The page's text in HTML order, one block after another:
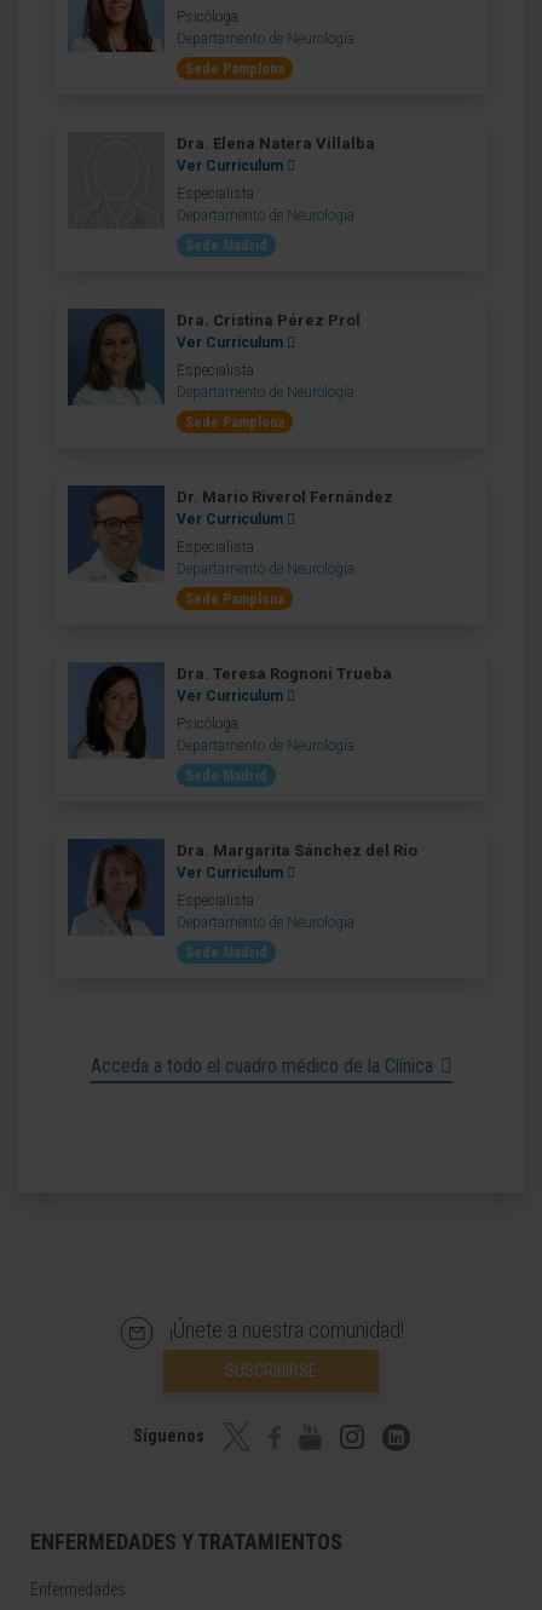
Psicóloga
Departamento de Neurología
Sede Pamplona
Dra. Elena Natera Villalba
Ver Curriculum
Especialista
Departamento de Neurología
Sede Madrid
Dra. Cristina Pérez Prol
Ver Curriculum
Especialista
Departamento de Neurología
Sede Pamplona
Dr. Mario Riverol Fernández
Ver Curriculum
Especialista
Departamento de Neurología
Sede Pamplona
Dra. Teresa Rognoni Trueba
Ver Curriculum
Psicóloga
Departamento de Neurología
Sede Madrid
Dra. Margarita Sánchez del Río
Ver Curriculum
Especialista
Departamento de Neurología
Sede Madrid
Acceda a todo el cuadro médico de la Clínica
¡Únete a nuestra comunidad!
SUSCRIBIRSE
Síguenos
ENFERMEDADES Y TRATAMIENTOS
Enfermedades